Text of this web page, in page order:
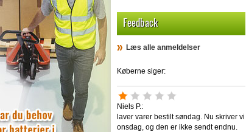
Feedback
Læs alle anmeldelser
Køberne siger:
Niels P.:
laver varer bestilt søndag. Nu skriver vi
onsdag, og den er ikke sendt endnu.